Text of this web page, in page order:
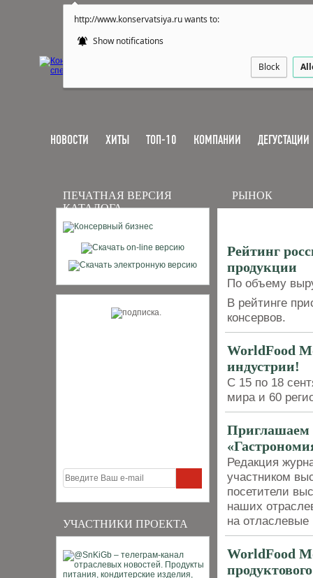
http://www.konservatsiya.ru wants to:
Show notifications
Block
НОВОСТИ ХИТЫ ТОП-10 КОМПАНИИ ДЕГУСТАЦИИ
ПЕЧАТНАЯ ВЕРСИЯ
КАТАЛОГА
УЧАСТНИКИ ПРОЕКТА
РЫНОК
Рейтинг
продукции
По объему
В рейтинге
консервов.
WorldFood
индустрии!
С 15 по 18
мира и 60
Приглашаем
Редакция
участником
посетители
наших
на
WorldFood